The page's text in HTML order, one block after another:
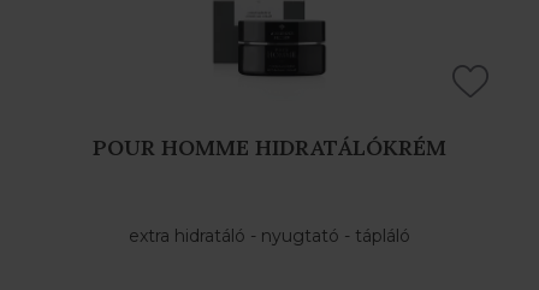
POUR HOMME HIDRATÁLÓKRÉM
extra hidratáló - nyugtató - tápláló